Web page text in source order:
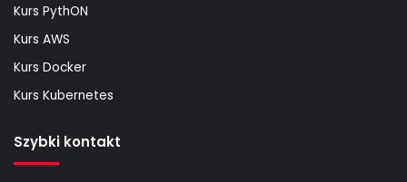
Kurs PythON
Kurs AWS
Kurs Docker
Kurs Kubernetes
Szybki kontakt